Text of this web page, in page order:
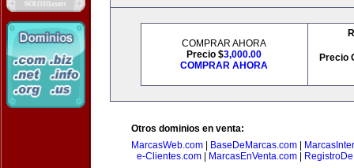
COMPRAR AHORA
Precio $3,000.00
COMPRAR AHORA
Precio
Otros dominios en venta:
MarcasWeb.com
BaseDeMarcas.com
e-Clientes.com| MarcasEnVenta.com|